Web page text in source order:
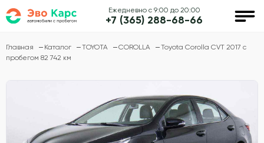
Ежедневно с 9:00 до 20:00
+7 (365) 288-68-66
Главная Каталог TOYOTA COROLLA
Toyota Corolla CVT 2017 с
пробегом 82 742 км